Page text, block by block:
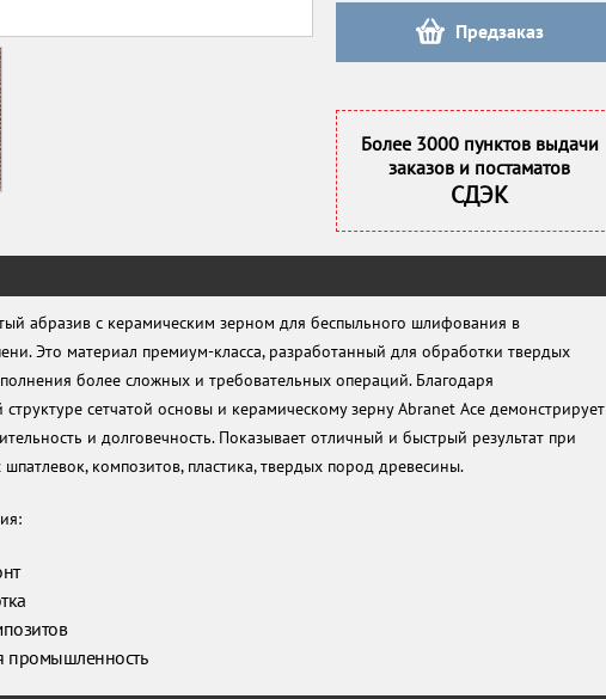
Предзаказ
Более 3000 пунктов выдачи
заказов и постаматов
СДЭК
абразив с керамическим зерном для беспыльного шлифования в
Это материал премиум-класса, разработанный для обработки твердых
более сложных и требовательных операций. Благодаря
сетчатой основы и керамическому зерну Abranet Ace демонстрирует
и долговечность. Показывает отличный и быстрый результат при
композитов, пластика, твердых пород древесины.
промышленность